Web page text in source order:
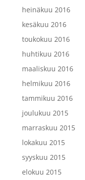
heinäkuu 2016
kesäkuu 2016
toukokuu 2016
huhtikuu 2016
maaliskuu 2016
helmikuu 2016
tammikuu 2016
joulukuu 2015
marraskuu 2015
lokakuu 2015
syyskuu 2015
elokuu 2015